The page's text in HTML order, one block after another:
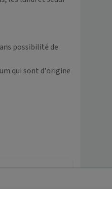
possibilité de
qui sont d'origine